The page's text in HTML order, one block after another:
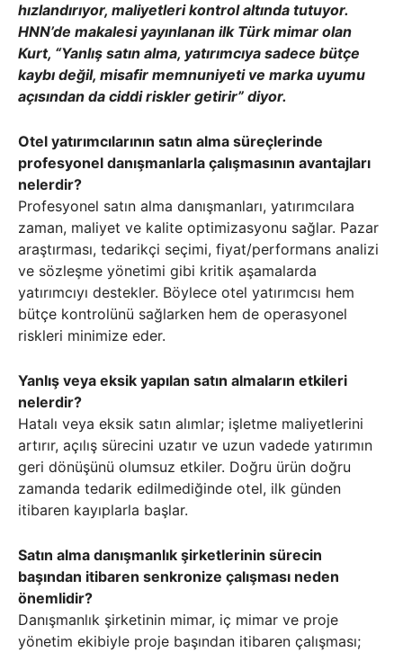
hızlandırıyor, maliyetleri kontrol altında tutuyor.
HNN’de makalesi yayınlanan ilk Türk mimar olan
Kurt, “Yanlış satın alma, yatırımcıya sadece bütçe
kaybı değil, misafir memnuniyeti ve marka uyumu
açısından da ciddi riskler getirir” diyor.
Otel yatırımcılarının satın alma süreçlerinde
profesyonel danışmanlarla çalışmasının avantajları
nelerdir?
Profesyonel satın alma danışmanları, yatırımcılara
zaman, maliyet ve kalite optimizasyonu sağlar. Pazar
araştırması, tedarikçi seçimi, fiyat/performans analizi
ve sözleşme yönetimi gibi kritik aşamalarda
yatırımcıyı destekler. Böylece otel yatırımcısı hem
bütçe kontrolünü sağlarken hem de operasyonel
riskleri minimize eder.
Yanlış veya eksik yapılan satın almaların etkileri
nelerdir?
Hatalı veya eksik satın alımlar; işletme maliyetlerini
artırır, açılış sürecini uzatır ve uzun vadede yatırımın
geri dönüşünü olumsuz etkiler. Doğru ürün doğru
zamanda tedarik edilmediğinde otel, ilk günden
itibaren kayıplarla başlar.
Satın alma danışmanlık şirketlerinin sürecin
başından itibaren senkronize çalışması neden
önemlidir?
Danışmanlık şirketinin mimar, iç mimar ve proje
yönetim ekibiyle proje başından itibaren çalışması;